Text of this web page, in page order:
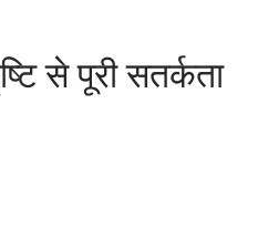
से पूरी सतर्कता